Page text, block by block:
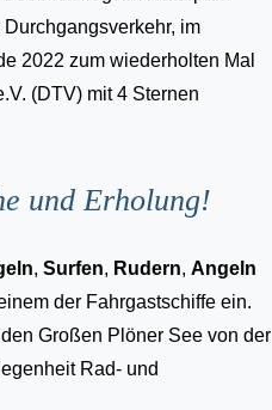
im
2022 zum wiederholten Mal
(DTV) mit 4 Sternen
und Erholung!
, Surfen, Rudern, Angeln
der Fahrgastschiffe ein.
Großen Plöner See von der
Rad- und